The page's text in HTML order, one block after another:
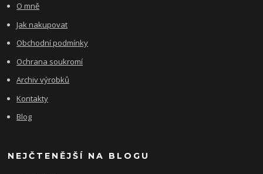
O mně
Jak nakupovat
Obchodní podmínky
Ochrana soukromí
Archiv výrobků
Kontakty
Blog
NEJČTENĚJŠÍ NA BLOGU